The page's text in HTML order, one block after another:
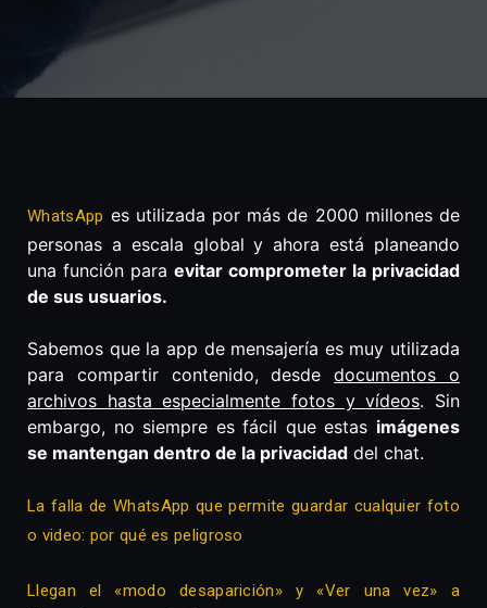
WhatsApp es utilizada por más de 2000 millones de
personas a escala global y ahora está planeando
una función para evitar comprometer la privacidad
de sus usuarios.
Sabemos que la app de mensajería es muy utilizada
para compartir contenido, desdedocumentos o
archivos hasta especialmente fotos y vídeos. Sin
embargo, no siempre es fácil que estas imágenes
se mantengan dentro de la privacidad del chat.
La falla de WhatsApp que permite guardar cualquier foto
o video: por qué es peligroso
Llegan el «modo desaparición» y «Ver una vez» a